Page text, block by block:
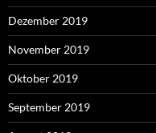
Dezember 2019
November 2019
Oktober 2019
September 2019